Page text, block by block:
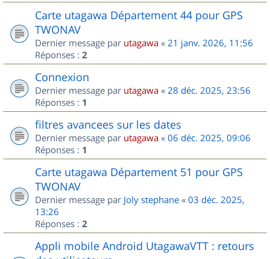
Carte utagawa Département 44 pour GPS
TWONAV
Dernier message par utagawa « 21 janv. 2026, 11:56
Réponses : 2
Connexion
Dernier message par utagawa « 28 déc. 2025, 23:56
Réponses : 1
filtres avancees sur les dates
Dernier message par utagawa « 06 déc. 2025, 09:06
Réponses : 1
Carte utagawa Département 51 pour GPS
TWONAV
Dernier message par Joly stephane « 03 déc. 2025,
13:26
Réponses : 2
Appli mobile Android UtagawaVTT : retours